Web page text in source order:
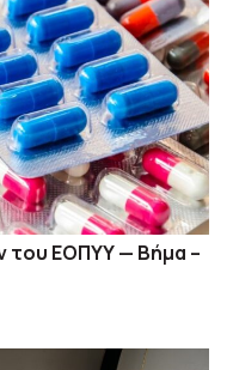
του ΕΟΠΥΥ — Βήμα –